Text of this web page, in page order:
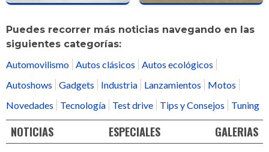
Puedes recorrer más noticias navegando en las
siguientes categorías:
Automovilismo
Autos clásicos
Autos ecológicos
Autoshows
Gadgets Industria Lanzamientos
Motos
Novedades
Tecnología Test drive Tips y Consejos Tuning
NOTICIAS ESPECIALES GALERIAS